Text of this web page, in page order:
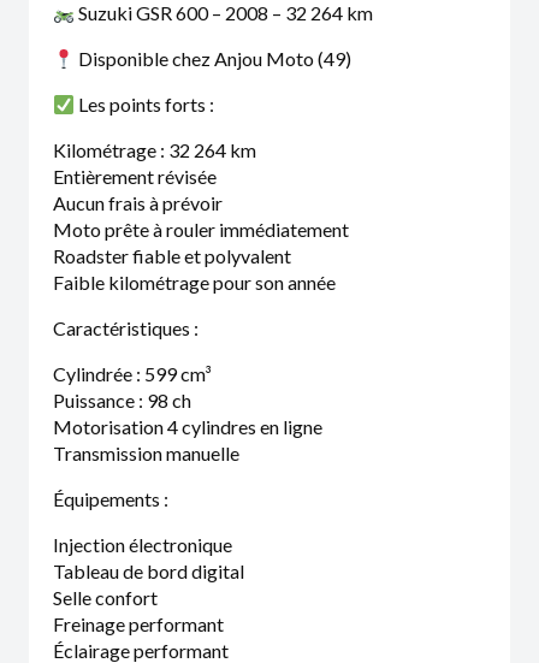
Suzuki GSR 600 – 2008 – 32 264 km
Disponible chez Anjou Moto (49)
Les points forts :
Kilométrage : 32 264 km
Entièrement révisée
Aucun frais à prévoir
Moto prête à rouler immédiatement
Roadster fiable et polyvalent
Faible kilométrage pour son année
Caractéristiques :
Cylindrée : 599 cm³
Puissance : 98 ch
Motorisation 4 cylindres en ligne
Transmission manuelle
Équipements :
Injection électronique
Tableau de bord digital
Selle confort
Freinage performant
Éclairage performant